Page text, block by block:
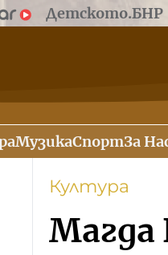
Детското.БНР
МузикаСпортЗа
Култура
Магда